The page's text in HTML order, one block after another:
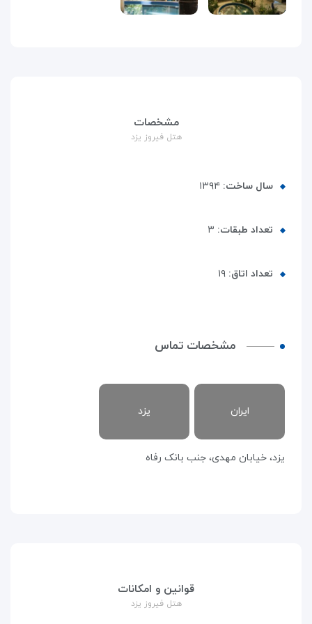
مشخصات
هتل فیروز یزد
سال ساخت: ۱۳۹۴
تعداد طبقات: ۳
تعداد اتاق: ۱۹
مشخصات تماس
ایران یزد
یزد، خیابان مهدی، جنب بانک رفاه
قوانین و امکانات
هتل فیروز یزد